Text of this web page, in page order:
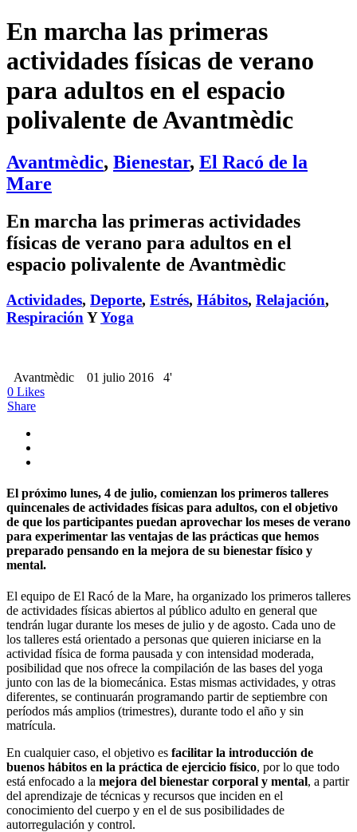
En marcha las primeras
actividades físicas de verano
para adultos en el espacio
polivalente de Avantmèdic
Avantmèdic, Bienestar, El Racó de la
Mare
En marcha las primeras actividades
físicas de verano para adultos en el
espacio polivalente de Avantmèdic
Actividades, Deporte, Estrés, Hábitos, Relajación,
RespiraciónYYoga
Avantmèdic 01 julio 2016
4'
0 Likes
Share
El próximo lunes, 4 de julio, comienzan los primeros talleres
quincenales de actividades físicas para adultos, con el objetivo
de que los participantes puedan aprovechar los meses de verano
para experimentar las ventajas de las prácticas que hemos
preparado pensando en la mejora de su bienestar físico y
mental.
El equipo de El Racó de la Mare, ha organizado los primeros talleres
de actividades físicas abiertos al público adulto en general que
tendrán lugar durante los meses de julio y de agosto. Cada uno de
los talleres está orientado a personas que quieren iniciarse en la
actividad física de forma pausada y con intensidad moderada,
posibilidad que nos ofrece la compilación de las bases del yoga
junto con las de la biomecánica. Estas mismas actividades, y otras
diferentes, se continuarán programando partir de septiembre con
períodos más amplios (trimestres), durante todo el año y sin
matrícula.
En cualquier caso, el objetivo es facilitar la introducción de
buenos hábitos en la práctica de ejercicio físico, por lo que todo
está enfocado a la mejora del bienestar corporal y mental, a partir
del aprendizaje de técnicas y recursos que inciden en el
conocimiento del cuerpo y en el de sus posibilidades de
autorregulación y control.